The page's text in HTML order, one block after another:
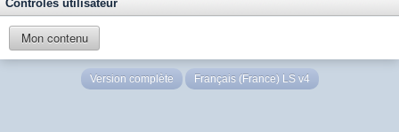
Contrôles utilisateur
Mon contenu
Version complète Français (France) LS v4